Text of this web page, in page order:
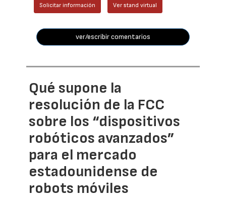
Solicitar información Ver stand virtual
ver/escribir comentarios
Qué supone la
resolución de la FCC
sobre los “dispositivos
robóticos avanzados”
para el mercado
estadounidense de
robots móviles